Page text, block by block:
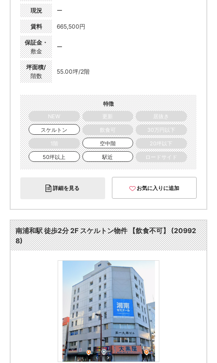
現況 ー
賃料 665,500円
保証金・
敷金
ー
坪面積/
階数
55.00坪/2階
特徴
NEW
更新
居抜き
スケルトン
飲食可
30万円以下
1階
空中階
20坪以下
50坪以上
駅近 ロードサイド
詳細を見る お気に入りに追加
南浦和駅 徒歩2分 2F スケルトン物件 【飲食不可】 (20992
8)